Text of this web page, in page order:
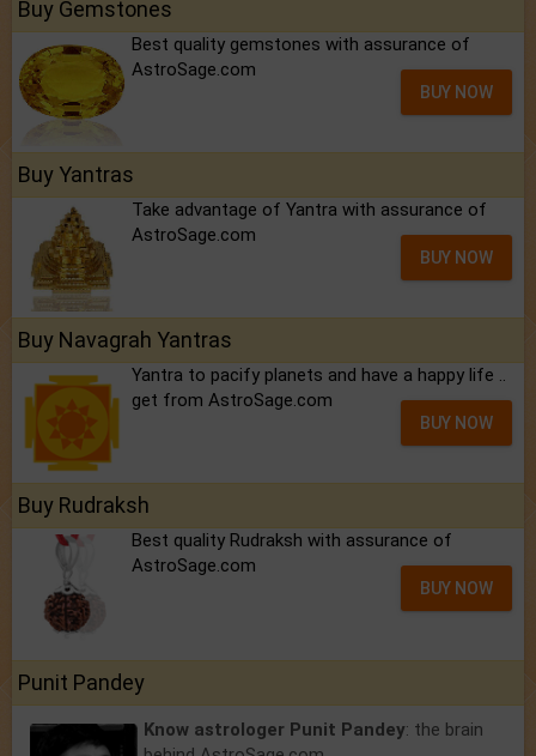
Buy Gemstones
Best quality gemstones with assurance of
AstroSage.com
BUY NOW
Buy Yantras
Take advantage of Yantra with assurance of
AstroSage.com
BUY NOW
Buy Navagrah Yantras
Yantra to pacify planets and have a happy life ..
get from AstroSage.com
BUY NOW
Buy Rudraksh
Best quality Rudraksh with assurance of
AstroSage.com
BUY NOW
Punit Pandey
Know astrologer Punit Pandey: the brain